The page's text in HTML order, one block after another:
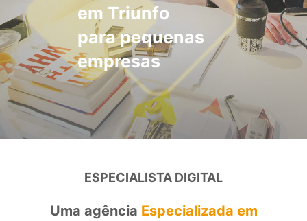
em Triunfo
para pequenas
empresas
ESPECIALISTA DIGITAL
Uma agência Especializada em